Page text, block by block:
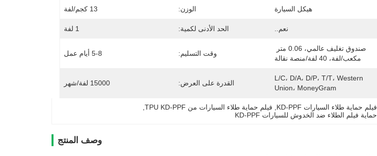
هيكل السيارة الوزن: 13 كجم/لفة
نعم.. الحد الأدنى لكمية: 1 لفة
مكعب/لفة، 40 لفة/منصة نقالة
وقت التسليم: 5-8 أيام عمل
L/C، D/A، D/P، T/T، Western
Union، MoneyGram
القدرة على العرض: 15000 لفة/شهر
فيلم حماية طلاء السيارات KD-PPF فيلم حماية طلاء السيارات من TPU KD-PPF
حماية فيلم الطلاء ضد الخدوش للسيارات KD-PPF
وصف المنتج